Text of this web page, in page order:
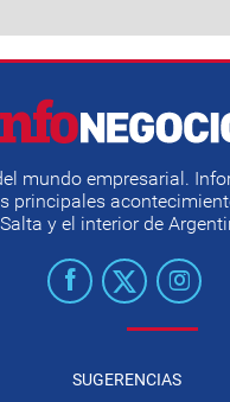
mundo empresarial.
principales
Salta y el interior de
SUGERENCIAS